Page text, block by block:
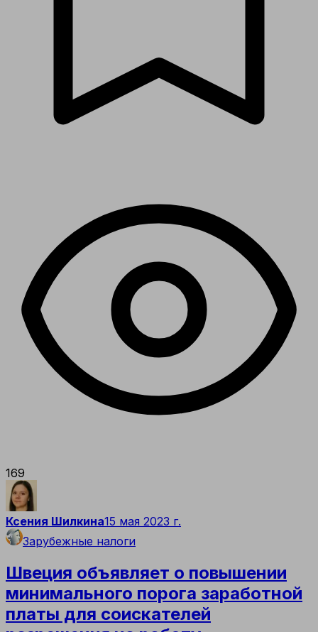
169
Ксения Шилкина15 мая 2023 г.
Зарубежные налоги
Швеция объявляет о повышении
минимального порога заработной
платы для соискателей